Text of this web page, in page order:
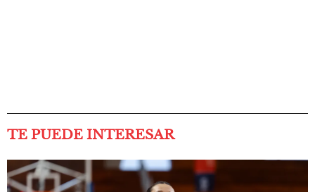
TE PUEDE INTERESAR